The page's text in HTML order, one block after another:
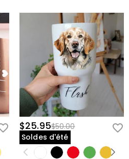
$25.95$50.00
Soldes d'été